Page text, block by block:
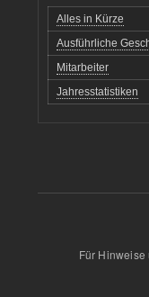
Alles in Kürze
Ausführliche
Mitarbeiter
Jahresstatistiken
Für